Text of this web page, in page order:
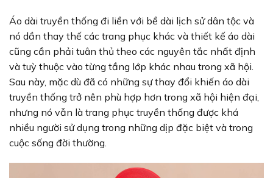
Áo dài truyền thống đi liền với bề dài lịch sử dân tộc và
nó dần thay thế các trang phục khác và thiết kế áo dài
cũng cần phải tuân thủ theo các nguyên tắc nhất định
và tuỳ thuộc vào từng tầng lớp khác nhau trong xã hội.
Sau này, mặc dù đã có những sự thay đổi khiến áo dài
truyền thống trở nên phù hợp hơn trong xã hội hiện đại,
nhưng nó vẫn là trang phục truyền thống được khá
nhiều người sử dụng trong những dịp đặc biệt và trong
cuộc sống đời thường.